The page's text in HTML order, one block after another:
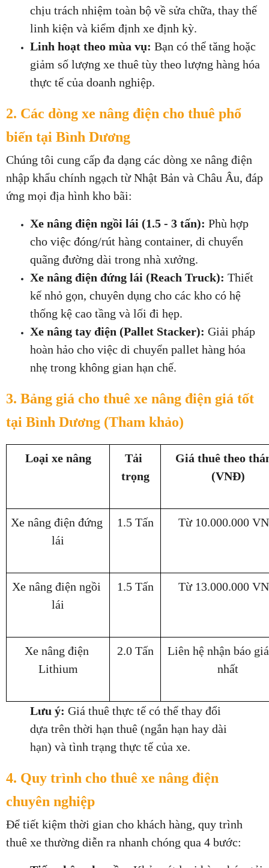
chịu trách nhiệm toàn bộ về sửa chữa, thay thế
linh kiện và kiểm định xe định kỳ.
Linh hoạt theo mùa vụ: Bạn có thể tăng hoặc
giảm số lượng xe thuê tùy theo lượng hàng hóa
thực tế của doanh nghiệp.
2. Các dòng xe nâng điện cho thuê phổ
biến tại Bình Dương
Chúng tôi cung cấp đa dạng các dòng xe nâng điện
nhập khẩu chính ngạch từ Nhật Bản và Châu Âu, đáp
ứng mọi địa hình kho bãi:
Xe nâng điện ngồi lái (1.5 - 3 tấn): Phù hợp
cho việc đóng/rút hàng container, di chuyển
quãng đường dài trong nhà xưởng.
Xe nâng điện đứng lái (Reach Truck): Thiết
kế nhỏ gọn, chuyên dụng cho các kho có hệ
thống kệ cao tầng và lối đi hẹp.
Xe nâng tay điện (Pallet Stacker): Giải pháp
hoàn hảo cho việc di chuyển pallet hàng hóa
nhẹ trong không gian hạn chế.
3. Bảng giá cho thuê xe nâng điện giá tốt
tại Bình Dương (Tham khảo)
Loại xe nâng
Tải
trọng
Giá thuê theo
(VNĐ)
Xe nâng điện đứng
lái
1.5 Tấn Từ 10.000.000
Xe nâng điện ngồi
lái
1.5 Tấn Từ 13.000.000
Xe nâng điện
Lithium
2.0 Tấn
Liên hệ nhận báo
nhất
Lưu ý: Giá thuê thực tế có thể thay đổi
dựa trên thời hạn thuê (ngắn hạn hay dài
hạn) và tình trạng thực tế của xe.
4. Quy trình cho thuê xe nâng điện
chuyên nghiệp
Để tiết kiệm thời gian cho khách hàng, quy trình
thuê xe thường diễn ra nhanh chóng qua 4 bước: